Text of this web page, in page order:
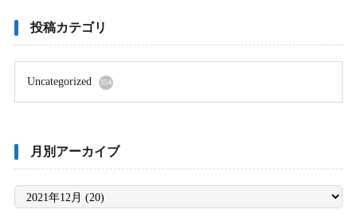
投稿カテゴリ
Uncategorized 354
月別アーカイブ
月
ア